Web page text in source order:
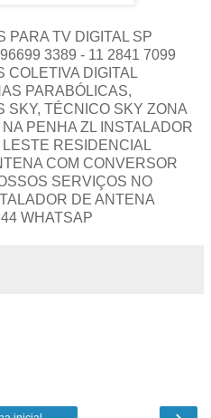
PARA TV DIGITAL SP
3389 - 11 2841 7099
COLETIVA DIGITAL
PARABÓLICAS,
SKY, TÉCNICO SKY ZONA
PENHA ZL INSTALADOR
RESIDENCIAL
COM CONVERSOR
SERVIÇOS NO
DE ANTENA
WHATSAP